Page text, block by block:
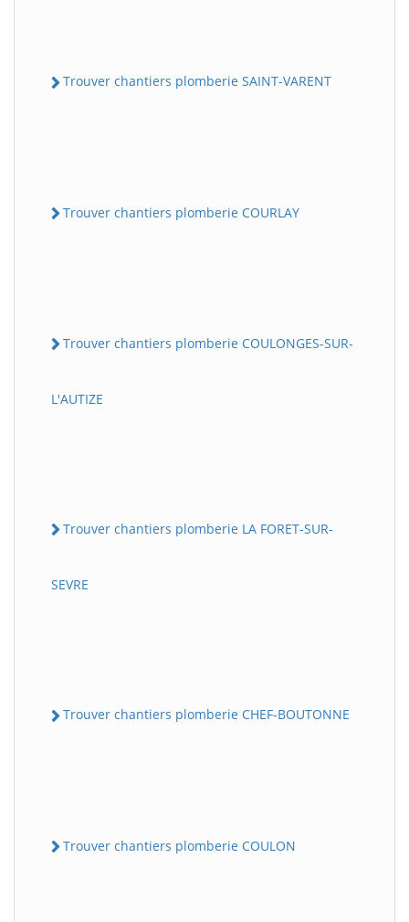
Trouver chantiers plomberie SAINT-VARENT
Trouver chantiers plomberie COURLAY
Trouver chantiers plomberie COULONGES-SUR-
L'AUTIZE
Trouver chantiers plomberie LA FORET-SUR-
SEVRE
Trouver chantiers plomberie CHEF-BOUTONNE
Trouver chantiers plomberie COULON